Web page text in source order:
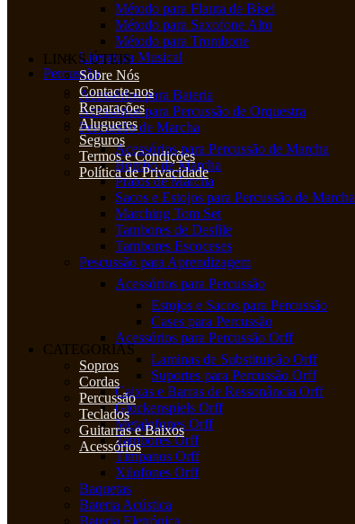
Método para Flauta de Bísel
Método para Saxofone Alto
Método para Trombone
Literatura Musical
Percussão
Acessórios para Bateria
Acessórios para Percussão de Orquestra
Percussão de Marcha
Acessórios para Percussão de Marcha
Bombo de Marcha
Pratos de Marcha
Sacos e Estojos para Percussão de Marcha
Marching Tom Set
Tambores de Desfile
Tambores Escoceses
Pescussão para Aprendizagem
Acessórios para Percussão
Estojos e Sacos para Percussão
Cases para Percussão
Acessórios para Percussão Orff
Laminas de Substituição Orff
Suportes para Percussão Orff
Caixas e Barras de Ressonância Orff
Glockenspiels Orff
Metalofones Orff
Tambores Orff
Tímpanos Orff
Xilofones Orff
Baquetas
Bateria Acústica
Bateria Eletrónica
LINKS ÚTEIS
Sobre Nós
Contacte-nos
Reparações
Alugueres
Seguros
Termos e Condições
Política de Privacidade
CATEGORIAS
Sopros
Cordas
Percussão
Teclados
Guitarras e Baixos
Acessórios